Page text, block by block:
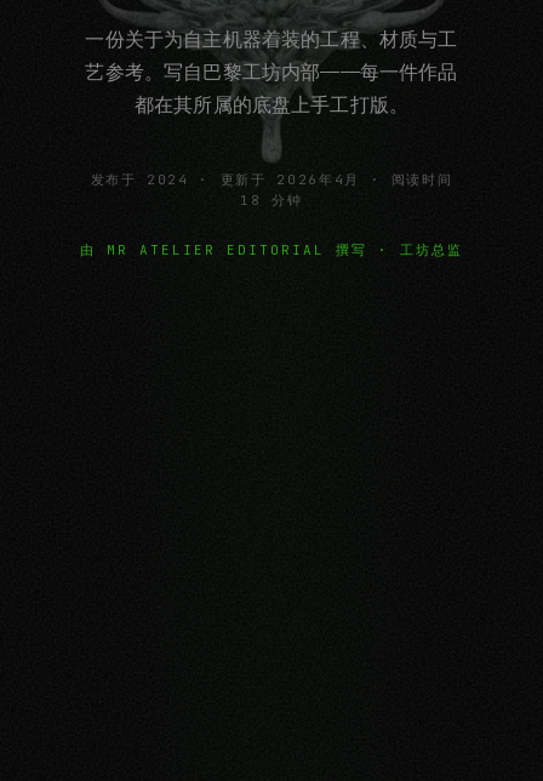
一份关于为自主机器着装的工程、材质与工
艺参考。写自巴黎工坊内部——每一件作品
都在其所属的底盘上手工打版。
发布于 2024 · 更新于 2026年4月 · 阅读时间
18 分钟
由 MR ATELIER EDITORIAL 撰写 · 工坊总监